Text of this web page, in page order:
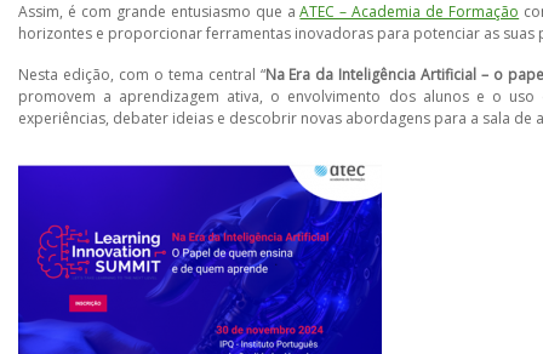
Assim, é com grande entusiasmo que aATEC – Academia de Formação
horizontes e proporcionar ferramentas inovadoras para potenciar as suas
Nesta edição, com o tema central “Na Era da Inteligência Artificial – o
promovem a aprendizagem ativa, o envolvimento dos alunos e o
experiências, debater ideias e descobrir novas abordagens para a sala de